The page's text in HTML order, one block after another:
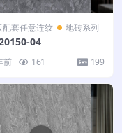
配套任意连纹 地砖系列
04
前 161 199